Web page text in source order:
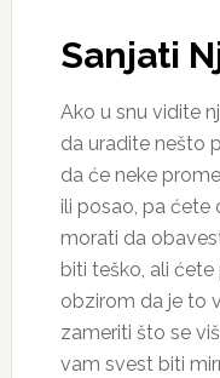
Sanjati
Ako u snu vidite
da uradite nešto
da će neke
ili posao, pa
morati da
biti teško, ali
obzirom da je to
zameriti što se
vam svest biti